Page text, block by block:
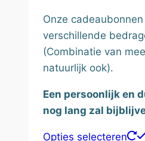
Onze
verschillende
(Combinatie van
natuurlijk ook).
Een persoonlijk en
nog lang zal
Opties selecteren